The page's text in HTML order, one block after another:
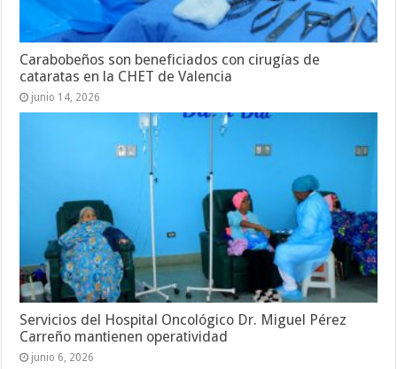
Carabobeños son beneficiados con cirugías de
cataratas en la CHET de Valencia
junio 14, 2026
Servicios del Hospital Oncológico Dr. Miguel Pérez
Carreño mantienen operatividad
junio 6, 2026